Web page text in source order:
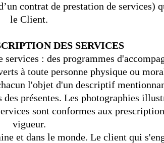
contrat de prestation de services)
le Client.
DES SERVICES
: des programmes
à toute personne physique ou
l'objet d'un descriptif
présentes. Les photographies
sont conformes aux
vigueur.
et dans le monde. Le client qui